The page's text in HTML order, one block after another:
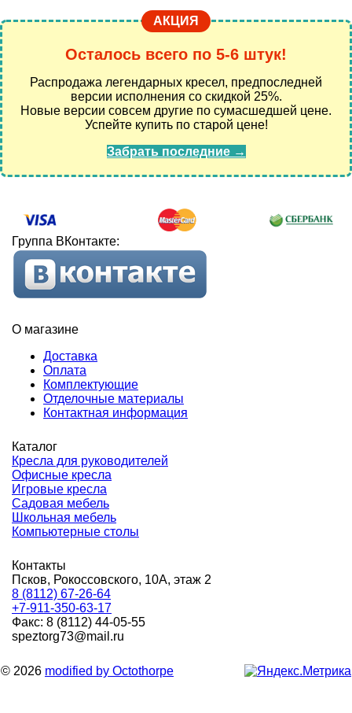
АКЦИЯ
Осталось всего по 5-6 штук!
Распродажа легендарных кресел, предпоследней
версии исполнения со скидкой 25%.
Новые версии совсем другие по сумасшедшей цене.
Успейте купить по старой цене!
Забрать последние →
Группа ВКонтакте:
О магазине
Доставка
Оплата
Комплектующие
Отделочные материалы
Контактная информация
Каталог
Кресла для руководителей
Офисные кресла
Игровые кресла
Садовая мебель
Школьная мебель
Компьютерные столы
Контакты
Псков, Рокоссовского, 10А, этаж 2
8 (8112) 67-26-64
+7-911-350-63-17
Факс: 8 (8112) 44-05-55
speztorg73@mail.ru
© 2026 modified by Octothorpe